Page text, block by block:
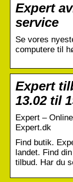
Expert
service
Se vores
computere til
Expert
13.02 til
Expert –
Expert.dk
Find butik.
landet. Find
tilbud. Har du